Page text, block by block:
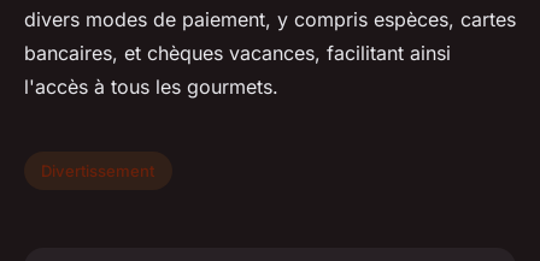
divers modes de paiement, y compris espèces, cartes
bancaires, et chèques vacances, facilitant ainsi
l'accès à tous les gourmets.
Divertissement